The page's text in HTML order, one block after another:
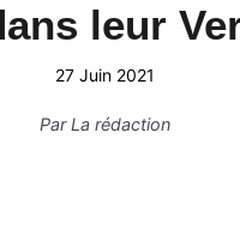
leur
27 Juin 2021
ParLa rédaction